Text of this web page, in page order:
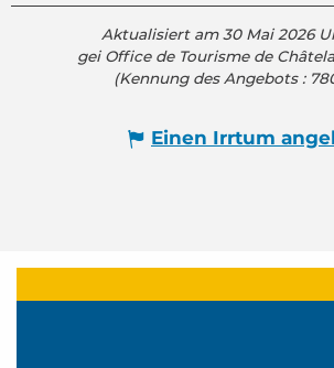
Aktualisiert am 30 Mai 2026
gei Office de Tourisme de
(Kennung des Angebots :
Einen Irrtum